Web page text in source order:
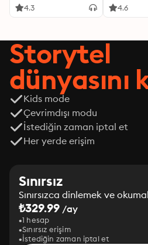
4.3 4.6
Storytel
dünyasını
Kids mode
Çevrimdışı modu
İstediğin zaman iptal et
Her yerde erişim
Sınırsız
Sınırsızca dinlemek ve
₺329.99 /ay
1 hesap
Sınırsız erişim
İstediğin zaman iptal et